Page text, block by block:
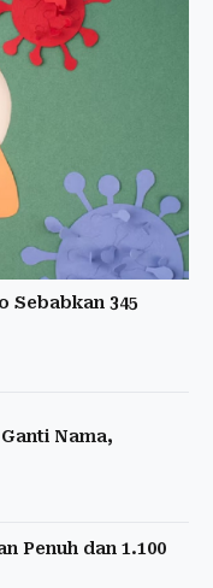
Sebabkan 345
Nama,
Penuh dan 1.100